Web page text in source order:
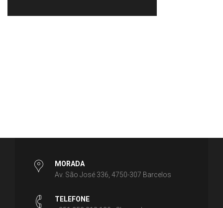
MORADA
Av. São José 336, 4750-307 Barcelos
TELEFONE